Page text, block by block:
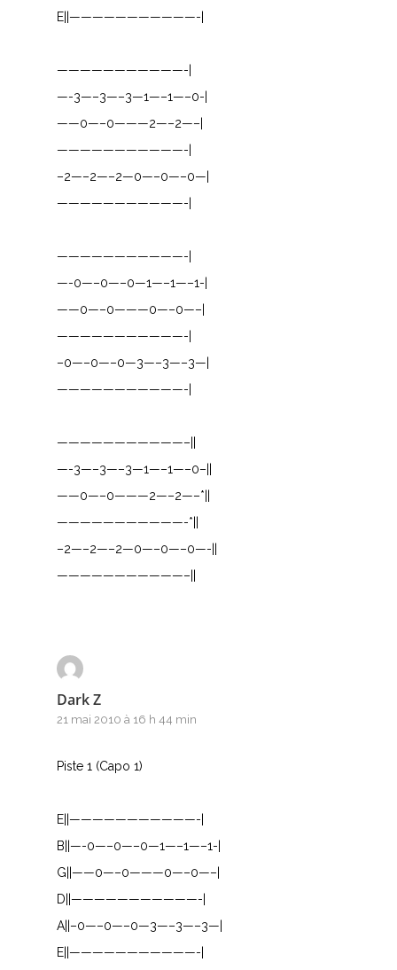
E||———————————-|
———————————-|
—-3—–3—–3—1—–1—–0-|
——0—–0———2—–2—–|
———————————-|
–2—–2—–2—0—–0—–0—|
———————————-|
———————————-|
—-0—–0—–0—1—–1—–1-|
——0—–0———0—–0—–|
———————————-|
–0—–0—–0—3—–3—–3—|
———————————-|
———————————–||
—-3—–3—–3—1—–1—–0–||
——0—–0———2—–2—–*||
———————————-*||
–2—–2—–2—0—–0—–0—-||
———————————–||
Dark Z
21 mai 2010 à 16 h 44 min
Piste 1 (Capo 1)
E||———————————-|
B||—-0—–0—–0—1—–1—–1-|
G||——0—–0———0—–0—–|
D||———————————-|
A||–0—–0—–0—3—–3—–3—|
E||———————————-|